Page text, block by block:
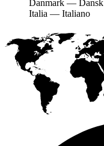
Danmark — Dansk
Italia — Italiano